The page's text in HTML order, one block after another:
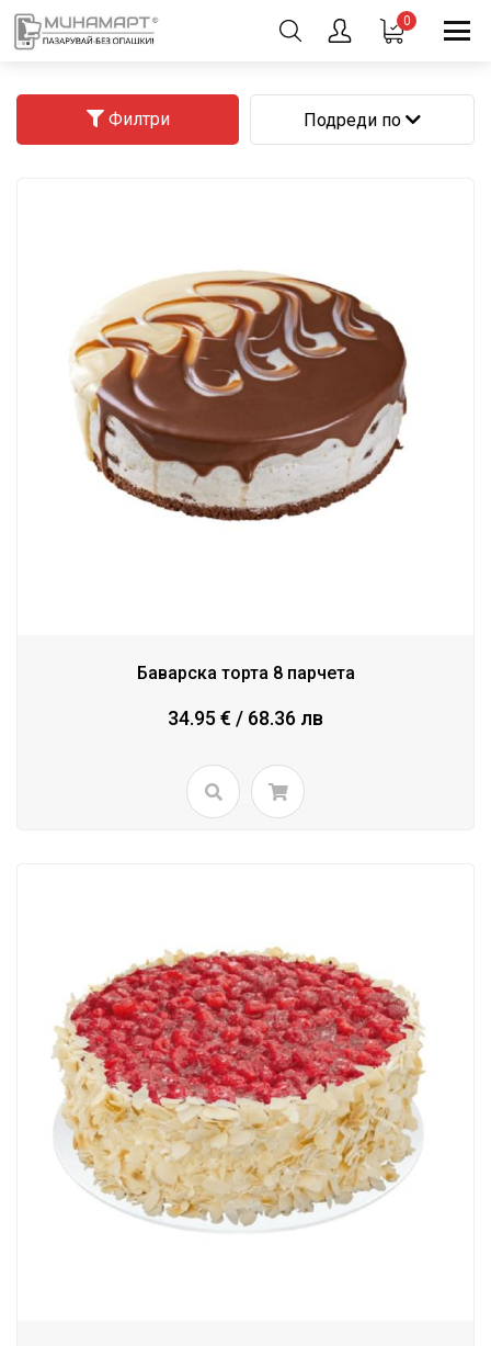
0
Филтри Подреди по
Баварска торта 8 парчета
34.95 € / 68.36 лв